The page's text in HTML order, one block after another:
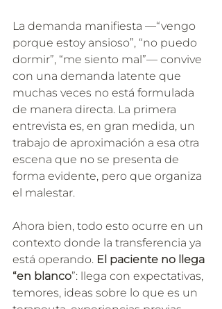
La demanda manifiesta —“vengo
porque estoy ansioso”, “no puedo
dormir”, “me siento mal”— convive
con una demanda latente que
muchas veces no está formulada
de manera directa. La primera
entrevista es, en gran medida, un
trabajo de aproximación a esa otra
escena que no se presenta de
forma evidente, pero que organiza
el malestar.
Ahora bien, todo esto ocurre en un
contexto donde la transferencia ya
está operando. El paciente no llega
“en blanco”: llega con expectativas,
temores, ideas sobre lo que es un